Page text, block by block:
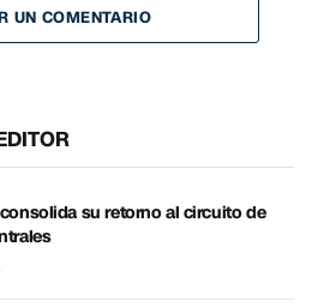
UN COMENTARIO
su retorno al circuito de